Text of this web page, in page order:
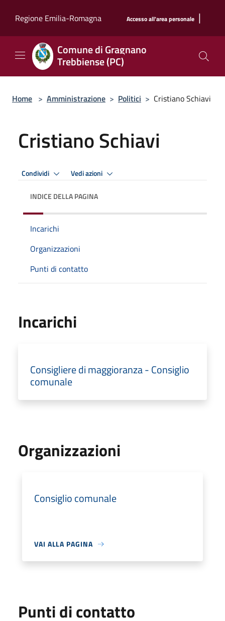
Regione Emilia-Romagna
Accesso all'area personale |
Comune di Gragnano
Trebbiense (PC)
Home > Amministrazione > Politici > Cristiano Schiavi
Cristiano Schiavi
Condividi Vedi azioni
INDICE DELLA PAGINA
Incarichi
Organizzazioni
Punti di contatto
Incarichi
Consigliere di maggioranza - Consiglio
comunale
Organizzazioni
Consiglio comunale
VAI ALLA PAGINA
Punti di contatto